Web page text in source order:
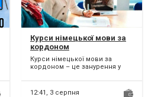
Курси німецької мови за
кордоном
Курси німецької мови за
кордоном – це занурення у
покращення своїх навичок
спілк...
12:41, 3 серпня